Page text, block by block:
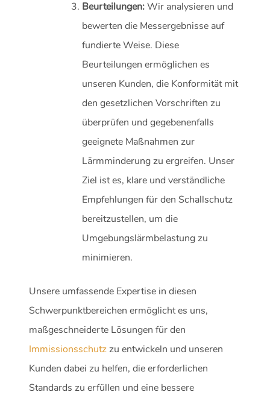
Beurteilungen:Wir analysieren und
bewerten die Messergebnisse auf
fundierte Weise. Diese
Beurteilungen ermöglichen es
unseren Kunden, die Konformität mit
den gesetzlichen Vorschriften zu
überprüfen und gegebenenfalls
geeignete Maßnahmen zur
Lärmminderung zu ergreifen. Unser
Ziel ist es, klare und verständliche
Empfehlungen für den Schallschutz
bereitzustellen, um die
Umgebungslärmbelastung zu
minimieren.
Unsere umfassende Expertise in diesen
Schwerpunktbereichen ermöglicht es uns,
maßgeschneiderte Lösungen für den
Immissionsschutzzu entwickeln und unseren
Kunden dabei zu helfen, die erforderlichen
Standards zu erfüllen und eine bessere